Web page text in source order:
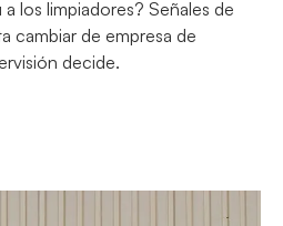
los limpiadores? Señales de
cambiar de empresa de
decide.